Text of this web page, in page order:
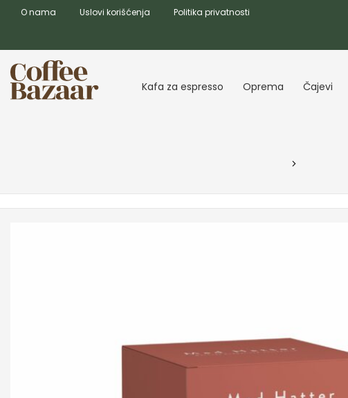
O nama Uslovi korišćenja Politika privatnosti
Kafa za espresso Oprema Čajevi